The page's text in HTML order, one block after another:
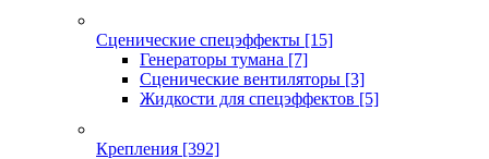
Сценические спецэффекты [15]
Генераторы тумана [7]
Сценические вентиляторы [3]
Жидкости для спецэффектов [5]
Крепления [392]